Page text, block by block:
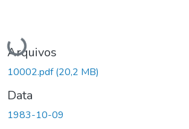
Carregando...
Arquivos
10002.pdf(20,2 MB)
Data
1983-10-09